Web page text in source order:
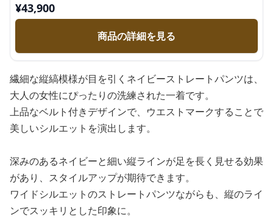
¥43,900
商品の詳細を見る
繊細な縦縞模様が目を引くネイビーストレートパンツは、
大人の女性にぴったりの洗練された一着です。
上品なベルト付きデザインで、ウエストマークすることで
美しいシルエットを演出します。
深みのあるネイビーと細い縦ラインが足を長く見せる効果
があり、スタイルアップが期待できます。
ワイドシルエットのストレートパンツながらも、縦のライ
ンでスッキリとした印象に。